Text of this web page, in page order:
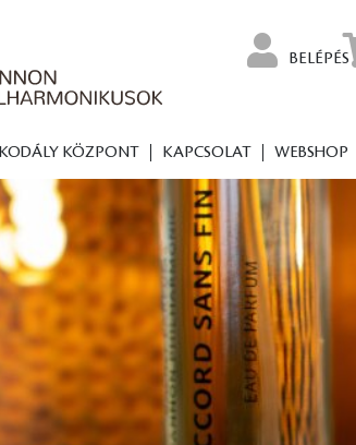
KODÁLY KÖZPONT KAPCSOLAT WEBSHOP
BELÉPÉS